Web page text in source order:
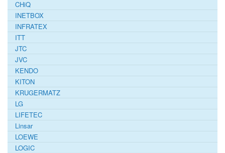
CHiQ
INETBOX
INFRATEX
ITT
JTC
JVC
KENDO
KITON
KRUGERMATZ
LG
LIFETEC
Linsar
LOEWE
LOGIC